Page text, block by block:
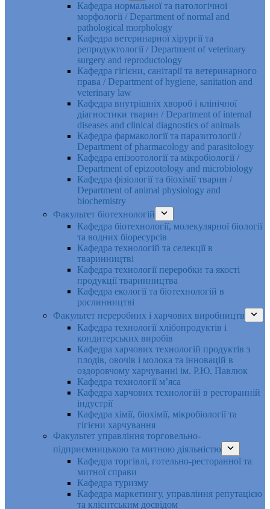
Кафедра нормальної та патологічної
морфології / Department of normal and
pathological morphology
Кафедра ветеринарної хірургії та
репродуктології / Department of veterinary
surgery and reproductology
Кафедра гігієни, санітарії та ветеринарного
права / Department of hygiene, sanitation and
veterinary law
Кафедра внутрішніх хвороб і клінічної
діагностики тварин / Department of internal
diseases and clinical diagnostics of animals
Кафедра фармакології та паразитології /
Department of pharmacology and parasitology
Кафедра епізоотології та мікробіології /
Department of epizootology and microbiology
Кафедра фізіології та біохімії тварин /
Department of animal physiology and
biochemistry
Факультет біотехнологій
Кафедра біотехнології, молекулярної біології
та водних біоресурсів
Кафедра технологій та селекції в
тваринництві
Кафедра технології переробки та якості
продукції тваринництва
Кафедра екології та біотехнологій в
рослинництві
Факультет переробних і харчових виробництв
Кафедра технології хлібопродуктів і
кондитерських виробів
Кафедра харчових технологій продуктів з
плодів, овочів і молока та інновацій в
оздоровчому харчуванні ім. Р.Ю. Павлюк
Кафедра технології м’яса
Кафедра харчових технологій в ресторанній
індустрії
Кафедра хімії, біохімії, мікробіології та
гігієни харчування
Факультет управління торговельно-
підприємницькою та митною діяльністю
Кафедра торгівлі, готельно-ресторанної та
митної справи
Кафедра туризму
Кафедра маркетингу, управління репутацією
та клієнтським досвідом